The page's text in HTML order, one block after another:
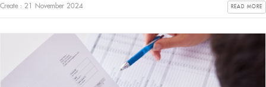
Create : 21 November 2024 READ MORE